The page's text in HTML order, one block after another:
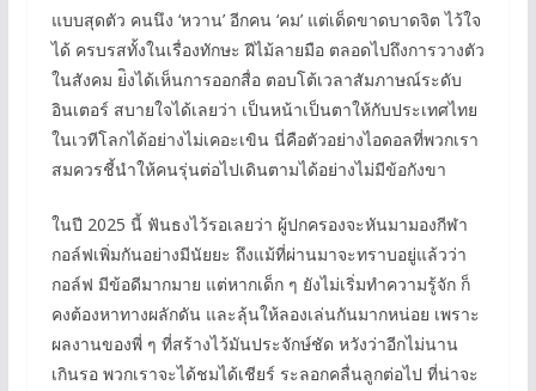
แบบสุดตัว คนนึง ‘หวาน’ อีกคน ‘คม’ แต่เด็ดขาดบาดจิต ไว้ใจ
ได้ ครบรสทั้งในเรื่องทักษะ ฝีไม้ลายมือ ตลอดไปถึงการวางตัว
ในสังคม ย่ิงได้เห็นการออกสื่อ ตอบโต้เวลาสัมภาษณ์ระดับ
อินเตอร์ สบายใจได้เลยว่า เป็นหน้าเป็นตาให้กับประเทศไทย
ในเวทีโลกได้อย่างไม่เคอะเขิน นี่คือตัวอย่างไอดอลที่พวกเรา
สมควรชี้นำให้คนรุ่นต่อไปเดินตามได้อย่างไม่มีข้อกังขา
ในปี 2025 นี้ ฟันธงไว้รอเลยว่า ผู้ปกครองจะหันมามองกีฬา
กอล์ฟเพิ่มกันอย่างมีนัยยะ ถึงแม้ที่ผ่านมาจะทราบอยู่แล้วว่า
กอล์ฟ มีข้อดีมากมาย แต่หากเด็ก ๆ ยังไม่เริ่มทำความรู้จัก ก็
คงต้องหาทางผลักดัน และลุ้นให้ลองเล่นกันมากหน่อย เพราะ
ผลงานของพี่ ๆ ที่สร้างไว้มันประจักษ์ชัด หวังว่าอีกไม่นาน
เกินรอ พวกเราจะได้ชมได้เชียร์ ระลอกคลื่นลูกต่อไป ที่น่าจะ